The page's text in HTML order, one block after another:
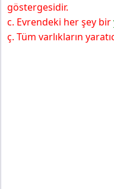
göstergesidir.
c. Evrendeki her şey bir
ç. Tüm varlıkların